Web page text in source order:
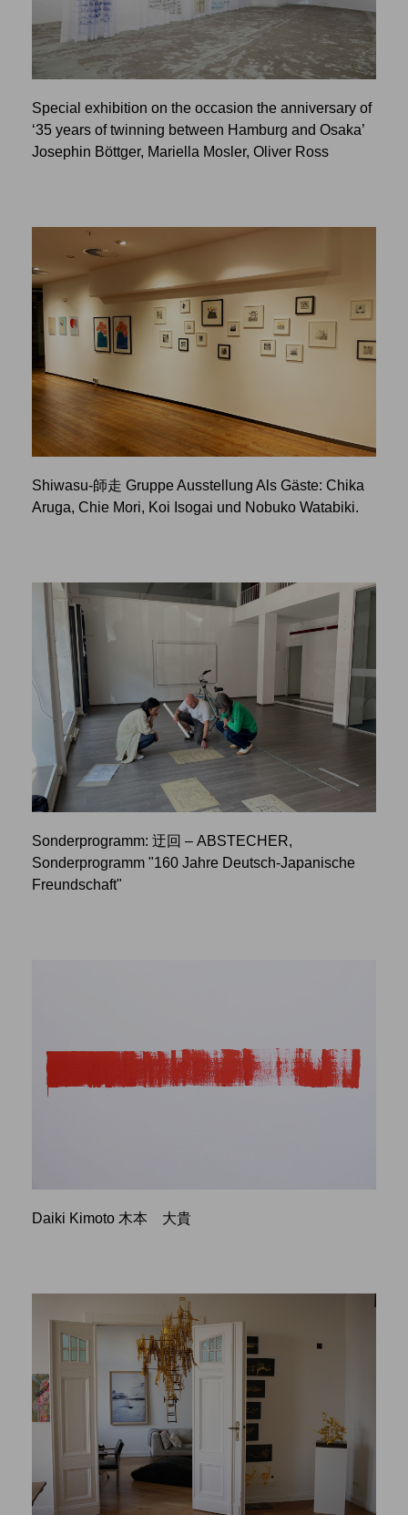
Special exhibition on the occasion the anniversary of
‘35 years of twinning between Hamburg and Osaka’
Josephin Böttger, Mariella Mosler, Oliver Ross
Shiwasu-師走 Gruppe Ausstellung Als Gäste: Chika
Aruga, Chie Mori, Koi Isogai und Nobuko Watabiki.
Sonderprogramm: 迂回 – ABSTECHER,
Sonderprogramm "160 Jahre Deutsch-Japanische
Freundschaft"
Daiki Kimoto 木本 大貴